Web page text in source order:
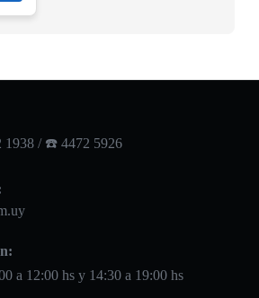
1938 / ☎️ 4472 5926
a 12:00 hs y 14:30 a 19:00 hs